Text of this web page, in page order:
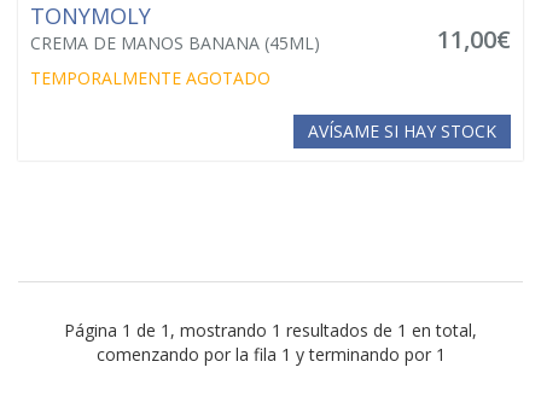
TONYMOLY
CREMA DE MANOS BANANA (45ML) 11,00€
TEMPORALMENTE AGOTADO
AVÍSAME SI HAY STOCK
Página 1 de 1, mostrando 1 resultados de 1 en total,
comenzando por la fila 1 y terminando por 1